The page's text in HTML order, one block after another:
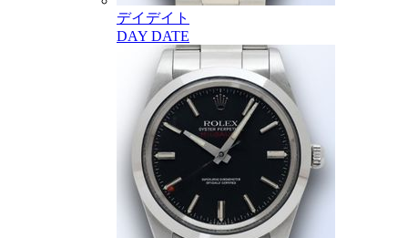
デイデイト
DAY DATE